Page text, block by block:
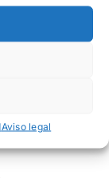
Aviso legal